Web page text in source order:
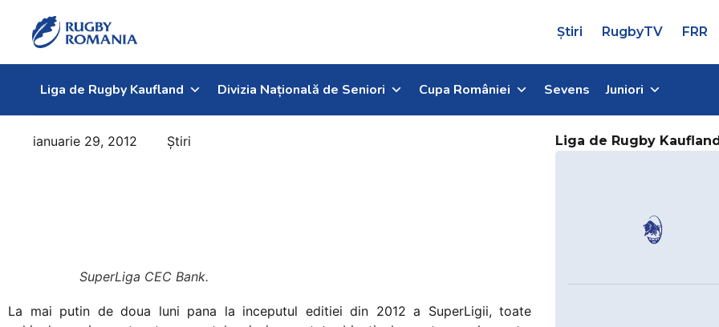
in
reader.
reader,
Știri RugbyTV FRR
Liga de Rugby Kaufland Divizia Națională de Seniori Cupa României Sevens Juniori
ianuarie 29, 2012 Știri
SuperLiga CEC Bank.
La mai putin de doua luni pana la inceputul editiei din 2012 a SuperLigii, toate
Liga de Rugby